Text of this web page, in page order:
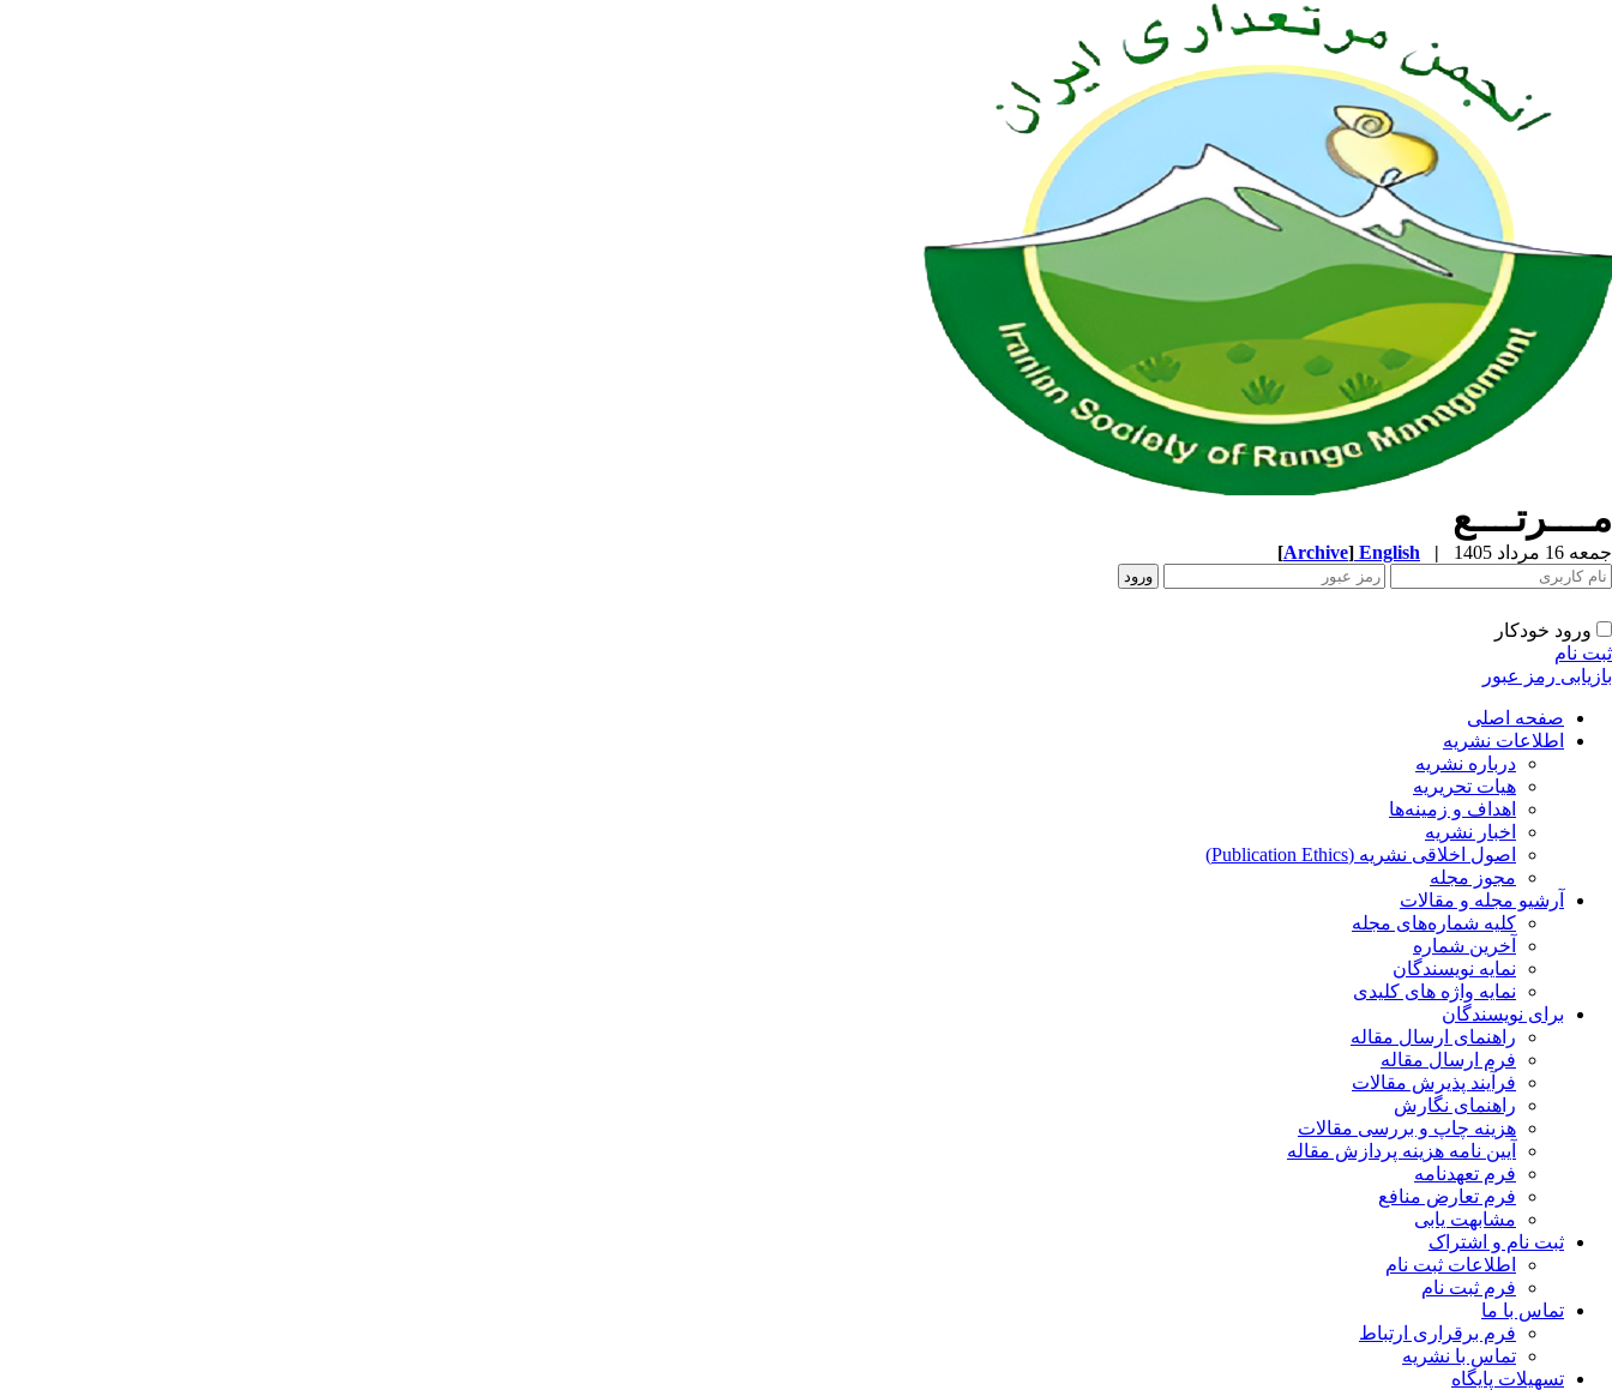
مــــرتــــع
جمعه 16 مرداد 1405 |
English
[Archive]
ورود خودکار
ثبت نام
بازیابی رمز عبور
صفحه اصلی
اطلاعات نشریه
درباره نشریه
هیات تحریریه
اهداف و زمینه‌ها
اخبار نشریه
اصول اخلاقی نشریه (Publication Ethics)
مجوز مجله
آرشیو مجله و مقالات
کلیه شماره‌های مجله
آخرین شماره
نمایه نویسندگان
نمایه واژه های کلیدی
برای نویسندگان
راهنمای ارسال مقاله
فرم ارسال مقاله
فرآیند پذیرش مقالات
راهنمای نگارش
هزینه چاپ و بررسی مقالات
آیین نامه هزینه پردازش مقاله
فرم تعهدنامه
فرم تعارض منافع
مشابهت یابی
ثبت نام و اشتراک
اطلاعات ثبت نام
فرم ثبت نام
تماس با ما
فرم برقراری ارتباط
تماس با نشریه
تسهیلات پایگاه